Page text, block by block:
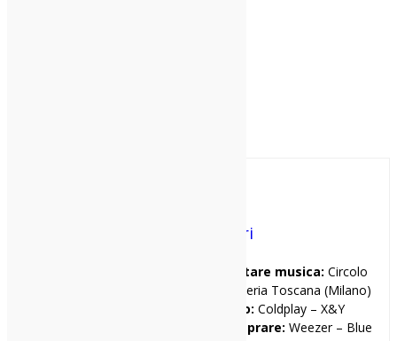
Andrea Fabbri
I miei tre locali preferiti per ascoltare musica: Circolo
Magnolia (Milano), Biko (Milano), Santeria Toscana (Milano)
Il primo disco che ho comprato: Coldplay – X&Y
Il primo disco che avrei voluto comprare: Weezer – Blue